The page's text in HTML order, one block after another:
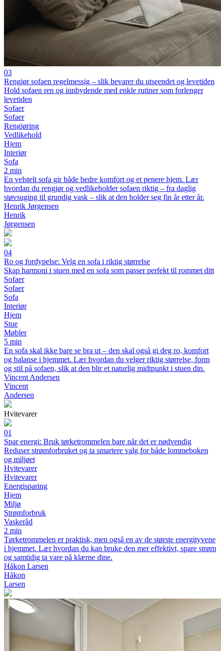
03
Rengjør sofaen regelmessig – slik bevarer du utseendet og levetiden
Hold sofaen ren og innbydende med enkle rutiner som forlenger
levetiden
Sofaer
Sofaer
Rengjøring
Vedlikehold
Hjem
Interiør
Sofa
2 min
En velstelt sofa gir både bedre komfort og et penere hjem. Lær
hvordan du rengjør og vedlikeholder sofaen riktig – fra daglig
støvsuging til grundig vask – slik at den holder seg fin år etter år.
Henrik Jørgensen
Henrik
Jørgensen
04
Ro og fordypelse: Velg en sofa i riktig størrelse
Skap harmoni i stuen med en sofa som passer perfekt til rommet ditt
Sofaer
Sofaer
Sofa
Interiør
Hjem
Stue
Møbler
5 min
En sofa skal ikke bare se bra ut – den skal også gi deg ro, komfort
og balanse i hjemmet. Lær hvordan du velger riktig størrelse, form
og stil på sofaen, slik at den blir et naturlig midtpunkt i stuen din.
Vincent Andersen
Vincent
Andersen
Hvitevarer
01
Spar energi: Bruk tørketrommelen bare når det er nødvendig
Reduser strømforbruket og ta smartere valg for både lommeboken
og miljøet
Hvitevarer
Hvitevarer
Energisparing
Hjem
Miljø
Strømforbruk
Vaskeråd
2 min
Tørketrommelen er praktisk, men også en av de største energityvene
i hjemmet. Lær hvordan du kan bruke den mer effektivt, spare strøm
og samtidig ta vare på klærne dine.
Håkon Larsen
Håkon
Larsen